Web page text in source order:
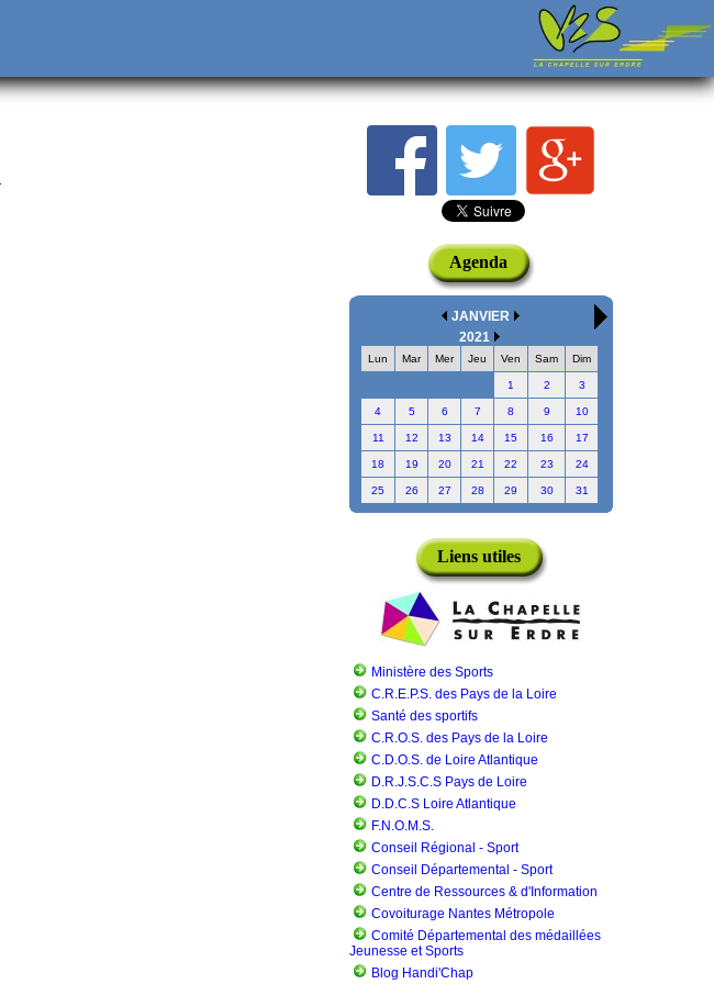
Agenda
JANVIER
2021
Lun Mar Mer Jeu Ven Sam Dim
1 2 3
4 5 6 7 8 9 10
11 12 13 14 15 16 17
18 19 20 21 22 23 24
25 26 27 28 29 30 31
Liens utiles
Ministère des Sports
C.R.E.P.S. des Pays de la Loire
Santé des sportifs
C.R.O.S. des Pays de la Loire
C.D.O.S. de Loire Atlantique
D.R.J.S.C.S Pays de Loire
D.D.C.S Loire Atlantique
F.N.O.M.S.
Conseil Régional - Sport
Conseil Départemental - Sport
Centre de Ressources & d'Information
Covoiturage Nantes Métropole
Comité Départemental des médaillées
Jeunesse et Sports
Blog Handi'Chap